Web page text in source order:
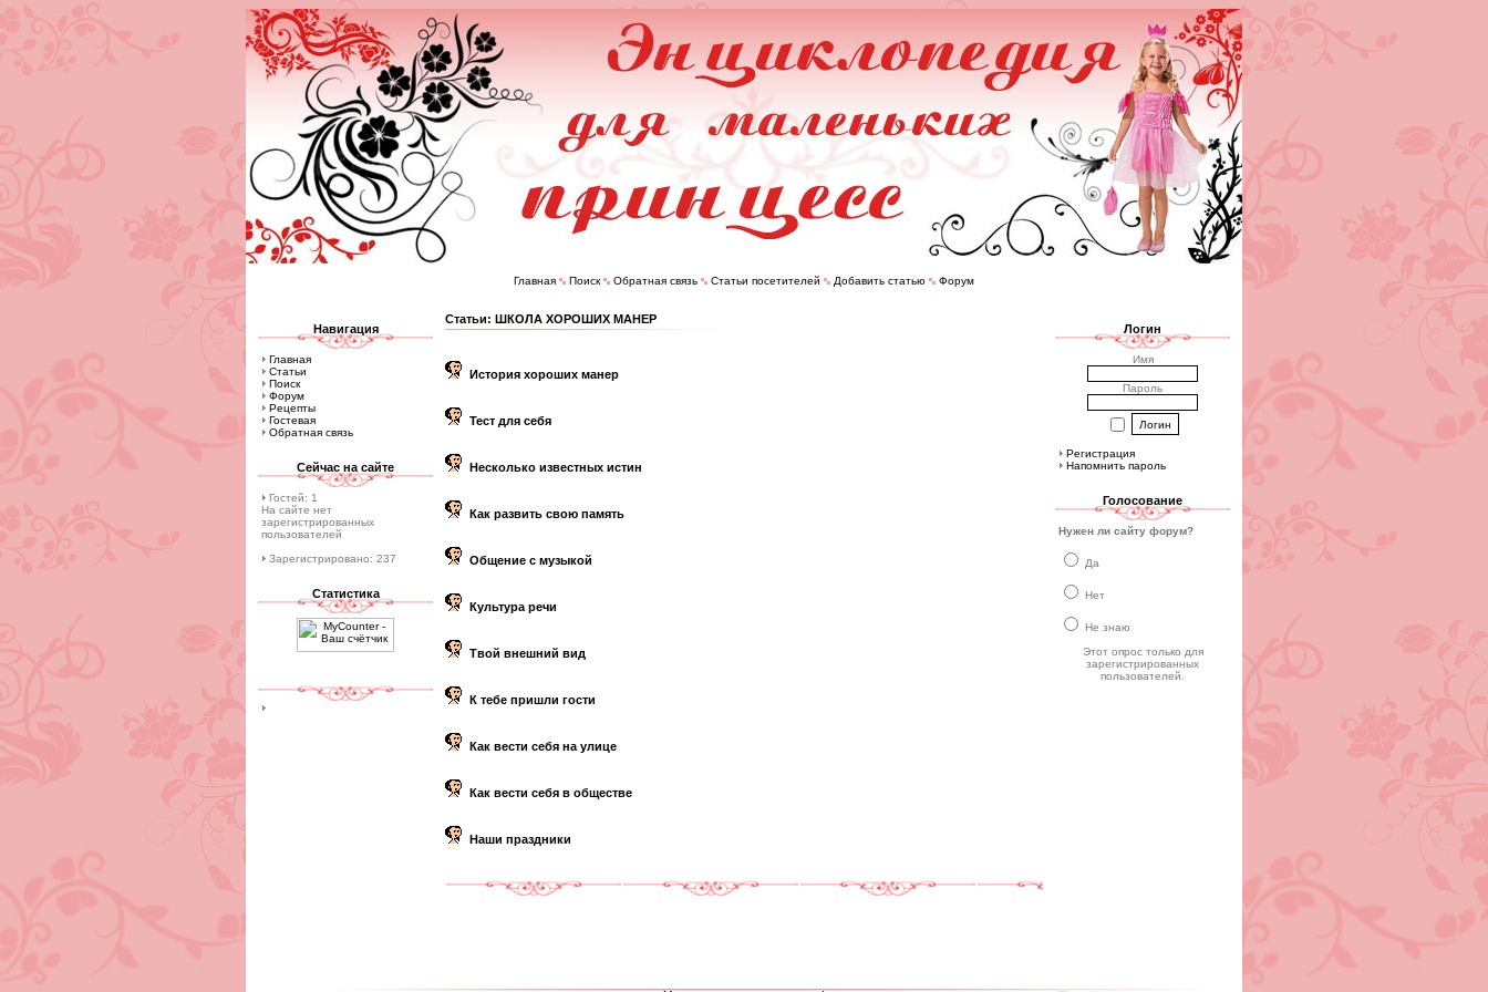
Главная Поиск Обратная связь Статьи посетителей Добавить статью Форум
Навигация
Главная
Статьи
Поиск
Форум
Рецепты
Гостевая
Обратная связь
Сейчас на сайте
Гостей: 1
На сайте нет
зарегистрированных
пользователей
Зарегистрировано: 237
Статистика
Статьи: ШКОЛА ХОРОШИХ МАНЕР
История хороших манер
Тест для себя
Несколько известных истин
Как развить свою память
Общение с музыкой
Культура речи
Твой внешний вид
К тебе пришли гости
Как вести себя на улице
Как вести себя в обществе
Наши праздники
Логин
Имя
Пароль
Регистрация
Напомнить пароль
Голосование
Нужен ли сайту форум?
Да
Нет
Не знаю
Этот опрос только для
зарегистрированных
пользователей.